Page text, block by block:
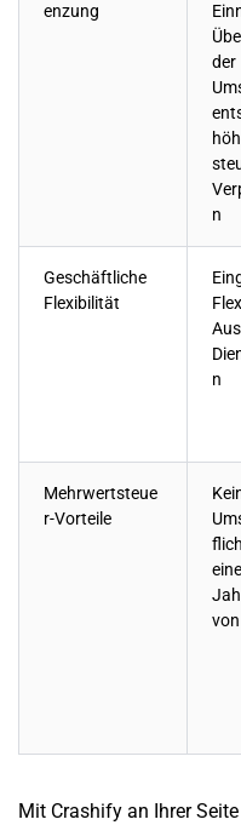
enzung
der
n
Geschäftliche
Flexibilität
n
Mehrwertsteue
r-Vorteile
Mit Crashify an Ihrer